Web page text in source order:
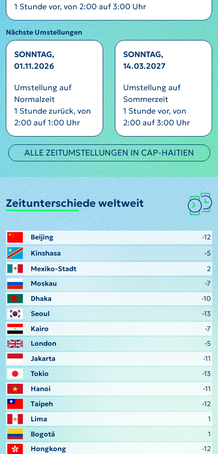
1 Stunde vor, von 2:00 auf 3:00 Uhr
Nächste Umstellungen
SONNTAG,
01.11.2026
Umstellung auf
Normalzeit
1 Stunde zurück, von
2:00 auf 1:00 Uhr
SONNTAG,
14.03.2027
Umstellung auf
Sommerzeit
1 Stunde vor, von
2:00 auf 3:00 Uhr
ALLE ZEITUMSTELLUNGEN IN CAP-HAITIEN
Zeitunterschiede weltweit
Beijing
-12
Kinshasa
-5
Mexiko-Stadt
2
Moskau
-7
Dhaka
-10
Seoul
-13
Kairo
-7
London
-5
Jakarta
-11
Tokio
-13
Hanoi
-11
Taipeh
-12
Lima
1
Bogotá
1
Hongkong
-12